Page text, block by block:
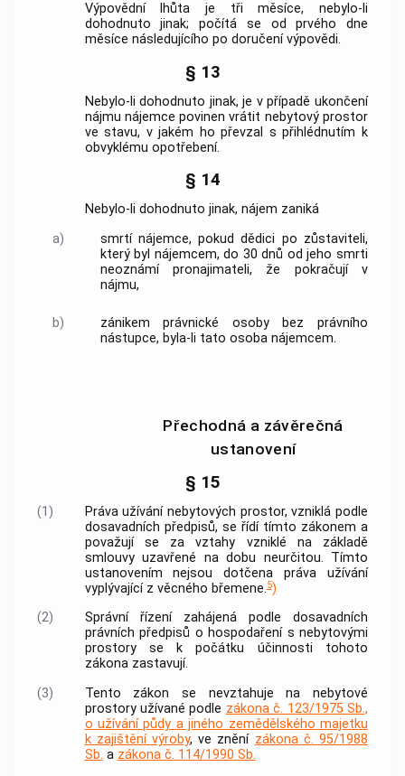
Výpovědní lhůta je tři měsíce, nebylo-li
dohodnuto jinak; počítá se od prvého dne
měsíce následujícího po doručení výpovědi.
§ 13
Nebylo-li dohodnuto jinak, je v případě ukončení
nájmu nájemce povinen vrátit nebytový prostor
ve stavu, v jakém ho převzal s přihlédnutím k
obvyklému opotřebení.
§ 14
Nebylo-li dohodnuto jinak, nájem zaniká
a)
smrtí nájemce, pokud dědici po zůstaviteli,
který byl nájemcem, do 30 dnů od jeho smrti
neoznámí pronajimateli, že pokračují v
nájmu,
b)
zánikem právnické osoby bez právního
nástupce, byla-li tato osoba nájemcem.
Přechodná a závěrečná
ustanovení
§ 15
(1)
Práva užívání nebytových prostor, vzniklá podle
dosavadních předpisů, se řídí tímto zákonem a
považují se za vztahy vzniklé na základě
smlouvy uzavřené na dobu neurčitou. Tímto
ustanovením nejsou dotčena práva užívání
vyplývající z věcného břemene.5)
(2)
Správní řízení zahájená podle dosavadních
právních předpisů o hospodaření s nebytovými
prostory se k počátku účinnosti tohoto
zákona zastavují.
(3)
Tento zákon se nevztahuje na nebytové
prostory užívané podle zákona č. 123/1975 Sb.,
o užívání půdy a jiného zemědělského majetku
k zajištění výroby, ve znění zákona č. 95/1988
Sb. a zákona č. 114/1990 Sb.